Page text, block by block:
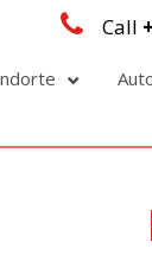
Call